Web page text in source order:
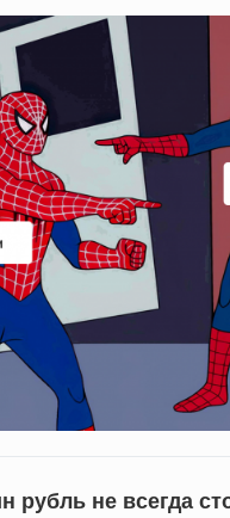
рубль не всегда